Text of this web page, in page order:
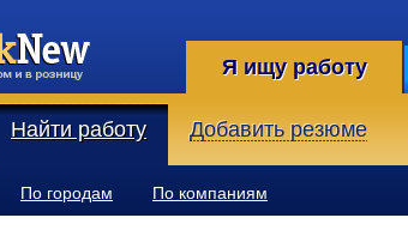
Я ищу работу
Найти работу Добавить резюме
По городам По компаниям